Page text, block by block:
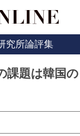
究所論評集
課題は韓国